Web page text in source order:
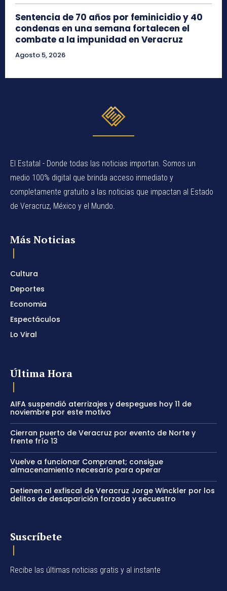
Sentencia de 70 años por feminicidio y 40
condenas en una semana fortalecen el
combate a la impunidad en Veracruz
Agosto 5, 2026
El Estatal - Donde todas las noticias importan. Somos un
medio 100% digital que brinda acceso inmediato y
completamente gratuito a las noticias que impactan al Estado
de Veracruz, México y el Mundo.
Más Noticias
Cultura
Deportes
Economia
Espectáculos
Lo Viral
Última Hora
AIFA suspendió aterrizajes y despegues hoy 11 de
noviembre por este motivo
Cierran puerto de Veracruz por evento de Norte y
frente frío 13
Vuelve a funcionar Compranet; consigue
almacenamiento necesario para operar
Detienen al exfiscal de Veracruz Jorge Winckler por los
delitos de desaparición forzada y secuestro
Suscríbete
Recibe las últimas noticias gratis y al instante